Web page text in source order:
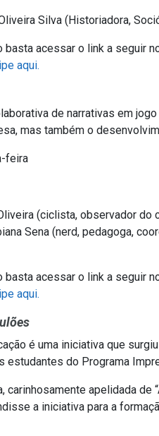
Silva (Historiadora,
basta acessar o link a seguir
aqui.
de narrativas em
mas também o
feira
(ciclista, observador
Sena (nerd, pedagoga,
basta acessar o link a seguir
aqui.
é uma iniciativa que
estudantes do Programa
carinhosamente apelidada de
a iniciativa para a